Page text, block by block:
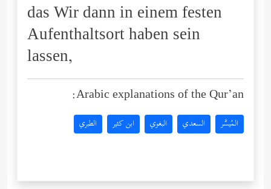
das Wir dann in einem festen
Aufenthaltsort haben sein
lassen,
Arabic explanations of the Qur’an:
المُيسَّر السعدي البغوي ابن كثير الطبري